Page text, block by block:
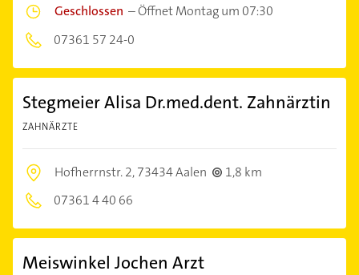
Geschlossen –Öffnet Montag um 07:30
07361 57 24-0
Stegmeier Alisa Dr.med.dent. Zahnärztin
ZAHNÄRZTE
Hofherrnstr. 2,73434 Aalen
1,8 km
07361 4 40 66
Meiswinkel Jochen Arzt